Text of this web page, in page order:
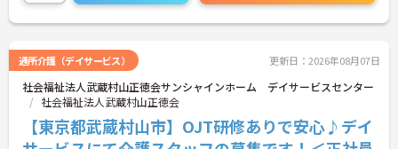
通所介護（デイサービス） 更新日：2026年08月07日
社会福祉法人武蔵村山正徳会サンシャインホーム デイサービスセンター
社会福祉法人武蔵村山正徳会
【東京都武蔵村山市】OJT研修ありで安心♪デイ